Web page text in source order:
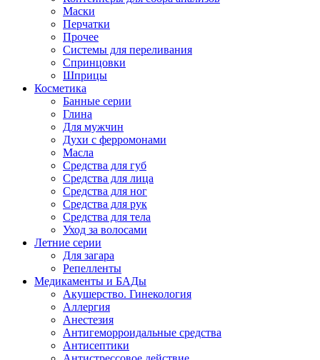
Маски
Перчатки
Прочее
Системы для переливания
Спринцовки
Шприцы
Косметика
Банные серии
Глина
Для мужчин
Духи с ферромонами
Масла
Средства для губ
Средства для лица
Средства для ног
Средства для рук
Средства для тела
Уход за волосами
Летние серии
Для загара
Репелленты
Медикаменты и БАДы
Акушерство. Гинекология
Аллергия
Анестезия
Антигеморроидальные средства
Антисептики